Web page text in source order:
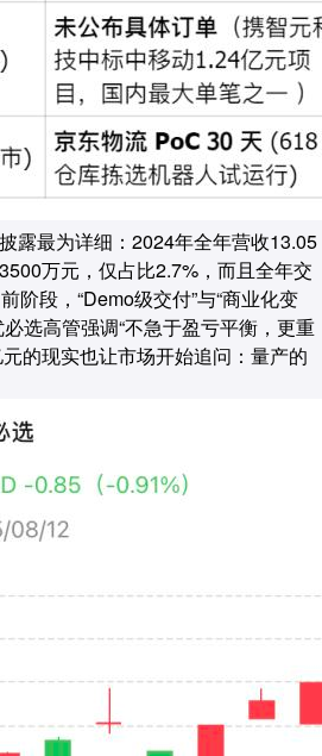
露最为详细：2024年全年营收13.05
万元，仅占比2.7%，而且全年交
阶段，“Demo级交付”与“商业化变
选高管强调“不急于盈亏平衡，更重
的现实也让市场开始追问： 量产的